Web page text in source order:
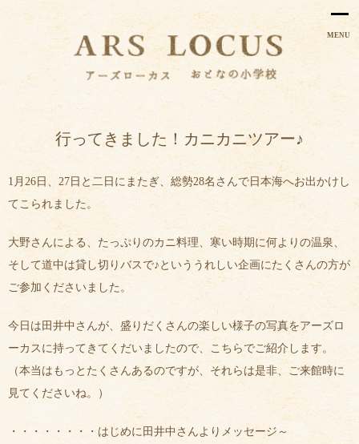
MENU
行ってきました！カニカニツアー♪
1月26日、27日と二日にまたぎ、総勢28名さんで日本海へお出かけし
てこられました。
大野さんによる、たっぷりのカニ料理、寒い時期に何よりの温泉、
そして道中は貸し切りバスで♪といううれしい企画にたくさんの方が
ご参加くださいました。
今日は田井中さんが、盛りだくさんの楽しい様子の写真をアーズロ
ーカスに持ってきてくだいましたので、こちらでご紹介します。
（本当はもっとたくさんあるのですが、それらは是非、ご来館時に
見てくださいね。）
・・・・・・・・はじめに田井中さんよりメッセージ～